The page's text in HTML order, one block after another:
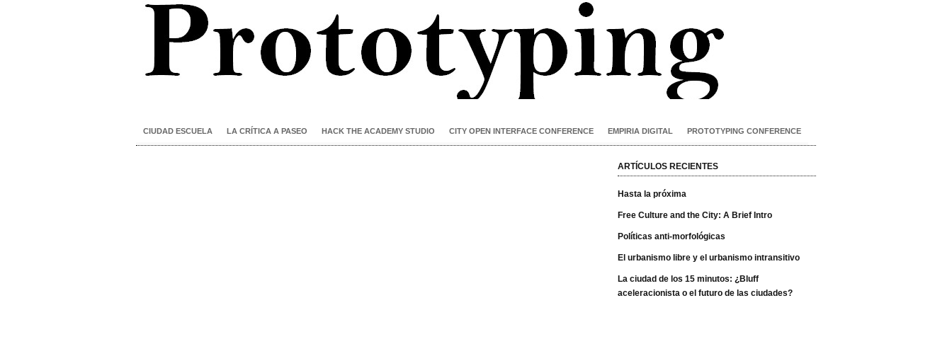
CIUDAD ESCUELA LA CRÍTICA A PASEO HACK THE ACADEMY STUDIO CITY OPEN INTERFACE CONFERENCE EMPIRIA DIGITAL PROTOTYPING CONFERENCE
ARTÍCULOS RECIENTES
Hasta la próxima
Free Culture and the City: A Brief Intro
Políticas anti-morfológicas
El urbanismo libre y el urbanismo intransitivo
La ciudad de los 15 minutos: ¿Bluff
aceleracionista o el futuro de las ciudades?